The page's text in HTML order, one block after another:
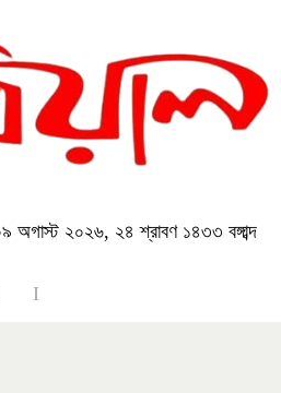
অগাস্ট ২০২৬, ২৪ শ্রাবণ ১৪৩৩ বঙ্গাব্দ